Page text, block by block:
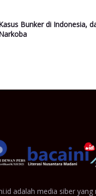
Bunker di Indonesia,
adalah media siber yang